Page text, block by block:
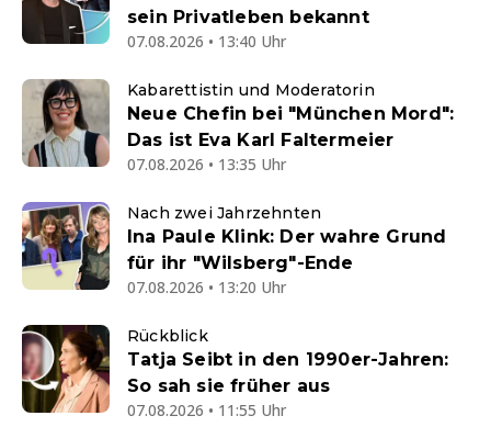
sein Privatleben bekannt
07.08.2026 • 13:40 Uhr
Kabarettistin und Moderatorin
Neue Chefin bei "München Mord":
Das ist Eva Karl Faltermeier
07.08.2026 • 13:35 Uhr
Nach zwei Jahrzehnten
Ina Paule Klink: Der wahre Grund
für ihr "Wilsberg"-Ende
07.08.2026 • 13:20 Uhr
Rückblick
Tatja Seibt in den 1990er-Jahren:
So sah sie früher aus
07.08.2026 • 11:55 Uhr